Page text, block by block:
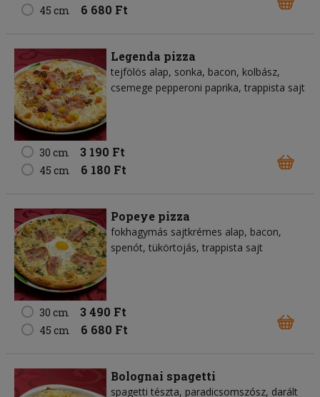
45 cm 6 680 Ft
Legenda pizza
tejfölös alap, sonka, bacon, kolbász,
csemege pepperoni paprika, trappista sajt
30 cm 3 190 Ft
45 cm 6 180 Ft
Popeye pizza
fokhagymás sajtkrémes alap, bacon,
spenót, tükörtojás, trappista sajt
30 cm 3 490 Ft
45 cm 6 680 Ft
Bolognai spagetti
spagetti tészta, paradicsomszósz, darált